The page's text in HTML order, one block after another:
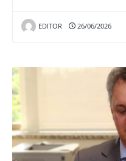
EDITOR 26/06/2026